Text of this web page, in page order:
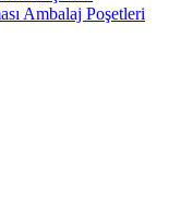
Ambalaj Poşetleri